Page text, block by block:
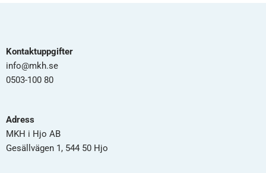
Kontaktuppgifter
info@mkh.se
0503-100 80
Adress
MKH i Hjo AB
Gesällvägen 1, 544 50 Hjo